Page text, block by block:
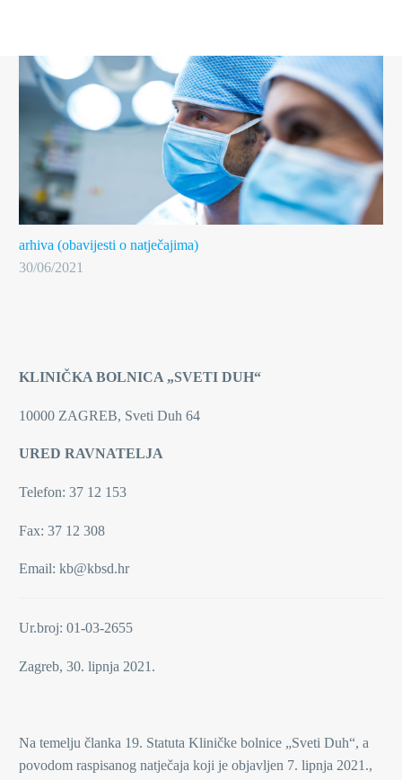
arhiva (obavijesti o natječajima)
30/06/2021
KLINIČKA BOLNICA „SVETI DUH“
10000 ZAGREB, Sveti Duh 64
URED RAVNATELJA
Telefon: 37 12 153
Fax: 37 12 308
Email: kb@kbsd.hr
Ur.broj: 01-03-2655
Zagreb, 30. lipnja 2021.
Na temelju članka 19. Statuta Kliničke bolnice „Sveti Duh“, a
povodom raspisanog natječaja koji je objavljen 7. lipnja 2021.,